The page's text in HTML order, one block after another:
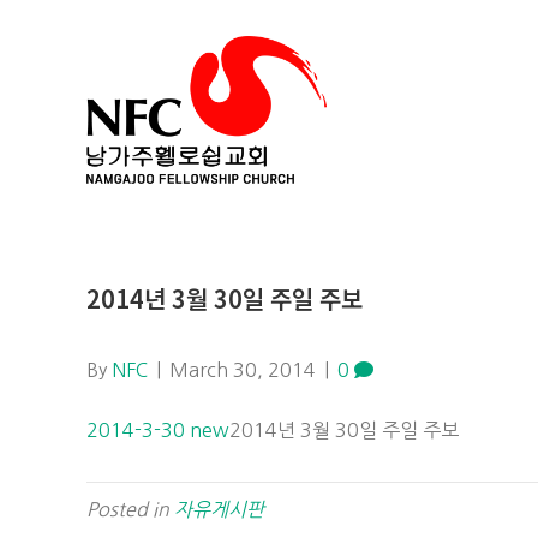
2014년 3월 30일 주일 주보
By NFC March 30, 2014 0
2014-3-30 new2014년 3월 30일 주일 주보
Posted in 자유게시판